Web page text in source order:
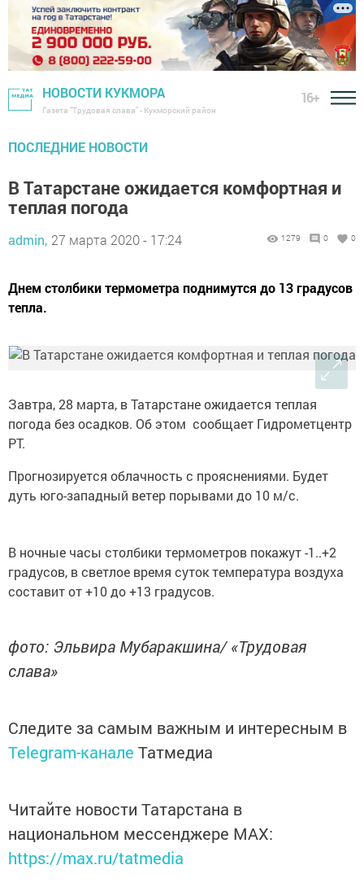
НОВОСТИ КУКМОРА
Газета "Трудовая слава" - Кукморский район
16+
ПОСЛЕДНИЕ НОВОСТИ
В Татарстане ожидается комфортная и
теплая погода
admin, 27 марта 2020 - 17:24 1279 0 0
Днем столбики термометра поднимутся до 13 градусов
тепла.
Завтра, 28 марта, в Татарстане ожидается теплая
погода без осадков. Об этом сообщает Гидрометцентр
РТ.
Прогнозируется облачность с прояснениями. Будет
дуть юго-западный ветер порывами до 10 м/с.
В ночные часы столбики термометров покажут -1..+2
градусов, в светлое время суток температура воздуха
составит от +10 до +13 градусов.
фото: Эльвира Мубаракшина/ «Трудовая
слава»
Следите за самым важным и интересным в
Telegram-канале Татмедиа
Читайте новости Татарстана в
национальном мессенджере MАХ:
https://max.ru/tatmedia